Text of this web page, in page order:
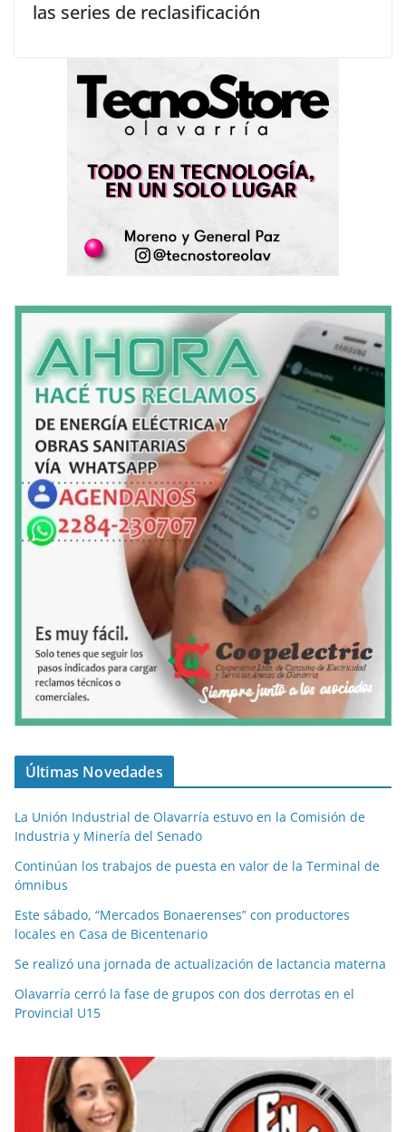
las series de reclasificación
Últimas Novedades
La Unión Industrial de Olavarría estuvo en la Comisión de
Industria y Minería del Senado
Continúan los trabajos de puesta en valor de la Terminal de
ómnibus
Este sábado, “Mercados Bonaerenses” con productores
locales en Casa de Bicentenario
Se realizó una jornada de actualización de lactancia materna
Olavarría cerró la fase de grupos con dos derrotas en el
Provincial U15